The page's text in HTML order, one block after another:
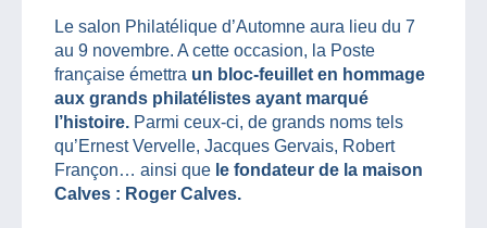
Le salon Philatélique d’Automne aura lieu du 7
au 9 novembre. A cette occasion, la Poste
française émettra un bloc-feuillet en hommage
aux grands philatélistes ayant marqué
l’histoire. Parmi ceux-ci, de grands noms tels
qu’Ernest Vervelle, Jacques Gervais, Robert
Françon… ainsi que le fondateur de la maison
Calves : Roger Calves.